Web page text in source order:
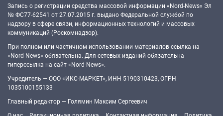
Запись о регистрации средства массовой информации «Nord-News» Эл
№ ФС77-62541 от 27.07.2015 г. выдано Федеральной службой по
надзору в сфере связи, информационных технологий и массовых
коммуникаций (Роскомнадзор).
При полном или частичном использовании материалов ссылка на
«Nord-News» обязательна. Для сетевых изданий обязательна
гиперссылка на сайт «Nord-News».
Учредитель — ООО «ИКС-МАРКЕТ», ИНН 5190310423, ОГРН
1035100155133
Главный редактор — Голямин Максим Сергеевич